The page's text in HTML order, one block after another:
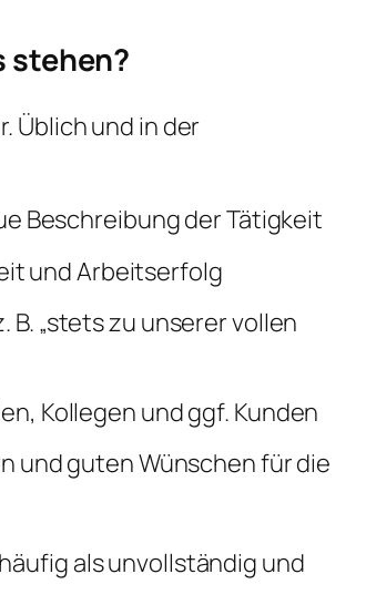
stehen?
Üblich und in der
Beschreibung der Tätigkeit
und Arbeitserfolg
B. „stets zu unserer vollen
Kollegen und ggf. Kunden
und guten Wünschen für die
als unvollständig und